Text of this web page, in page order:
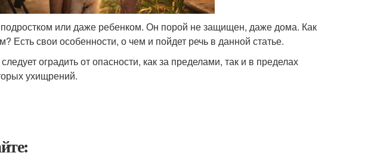
или даже ребенком. Он порой не защищен, даже дома. Как
Есть свои особенности, о чем и пойдет речь в данной статье.
оградить от опасности, как за пределами, так и в пределах
ухищрений.